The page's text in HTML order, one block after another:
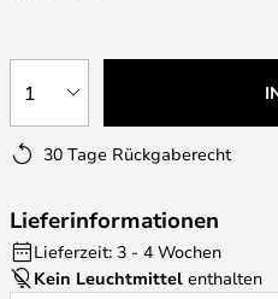
1
30 Tage Rückgaberecht
Lieferinformationen
Lieferzeit: 3 - 4 Wochen
Kein Leuchtmittel enthalten